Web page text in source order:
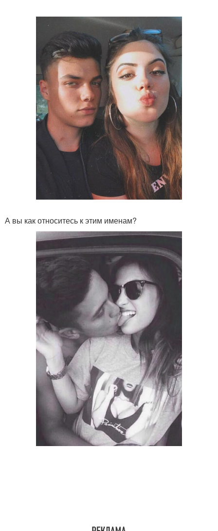
А вы как относитесь к этим именам?